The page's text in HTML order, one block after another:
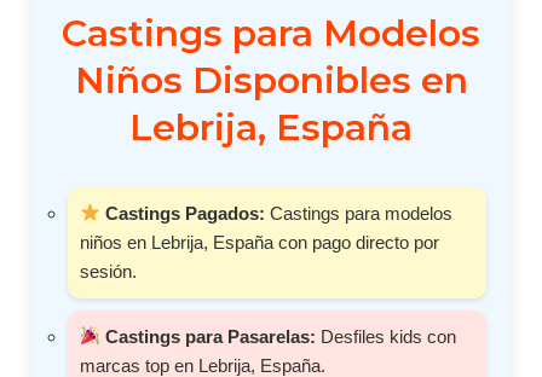
Castings para Modelos
Niños Disponibles en
Lebrija, España
Castings Pagados: Castings para modelos
niños en Lebrija, España con pago directo por
sesión.
Castings para Pasarelas: Desfiles kids con
marcas top en Lebrija, España.